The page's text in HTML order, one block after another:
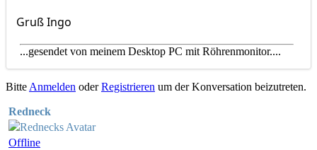
Gruß Ingo
...gesendet von meinem Desktop PC mit Röhrenmonitor....
Bitte Anmelden oderRegistrieren um der Konversation beizutreten.
Redneck
Offline